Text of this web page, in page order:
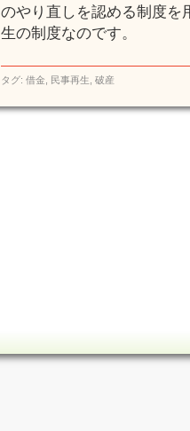
のやり直しを認める制度を
生の制度なのです。
タグ: 借金 民事再生 破産